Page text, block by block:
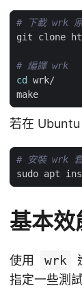
# 下載 wrk
# 編譯 wrk
cd
若在
# 安裝 wrk
基本效
使用 wrk
指定一些測